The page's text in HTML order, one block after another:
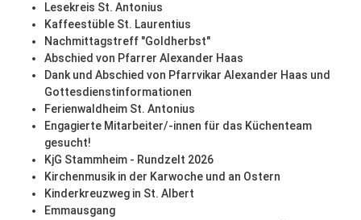
Lesekreis St. Antonius
Kaffeestüble St. Laurentius
Nachmittagstreff "Goldherbst"
Abschied von Pfarrer Alexander Haas
Dank und Abschied von Pfarrvikar Alexander Haas und
Gottesdienstinformationen
Ferienwaldheim St. Antonius
Engagierte Mitarbeiter/-innen für das Küchenteam
gesucht!
KjG Stammheim - Rundzelt 2026
Kirchenmusik in der Karwoche und an Ostern
Kinderkreuzweg in St. Albert
Emmausgang